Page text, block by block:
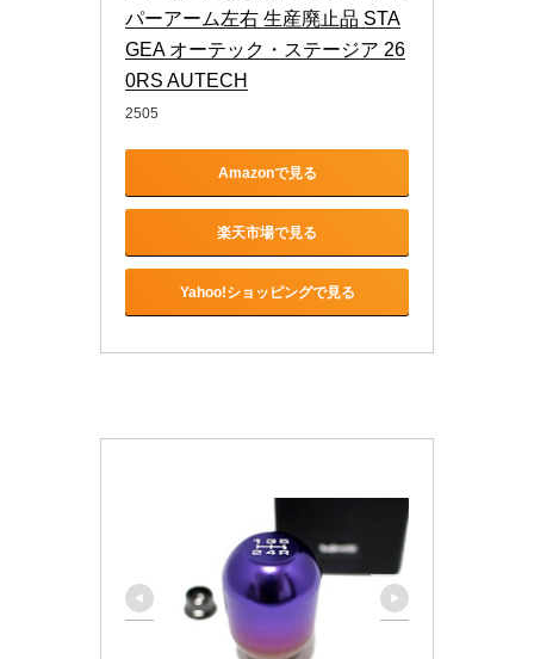
パーアーム左右 生産廃止品 STA
GEA オーテック・ステージア 26
0RS AUTECH
2505
Amazonで見る
楽天市場で見る
Yahoo!ショッピングで見る